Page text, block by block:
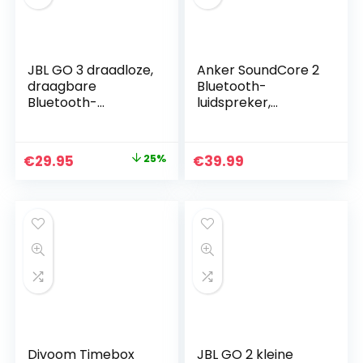
JBL GO 3 draadloze,
draagbare
Bluetooth-
voor onderweg,
USB C-
Original
€39.99.
€29.95 25%
Anker SoundCore 2
Bluetooth-
luidspreker,
dubbele basdrivers,
24-uurs accu,
draadloze
luidspreker voor
iPhone, Samsung
€39.99
Divoom Timebox
JBL GO 2 kleine